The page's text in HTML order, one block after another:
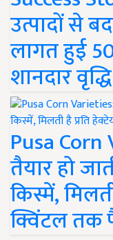
उत्पादों से
लागत हुई
शानदार
Pusa
तैयार हो
किस्में,
क्विंटल तक